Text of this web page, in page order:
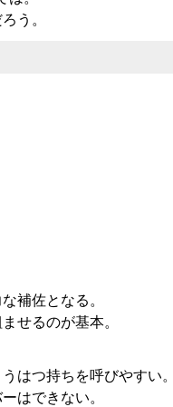
う。
補佐となる。
せるのが基本。
はつ持ちを呼びやすい
はできない。